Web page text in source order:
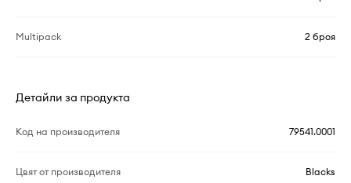
Multipack 2 броя
Детайли за продукта
Код на производителя 79541.0001
Цвят от производителя Blacks